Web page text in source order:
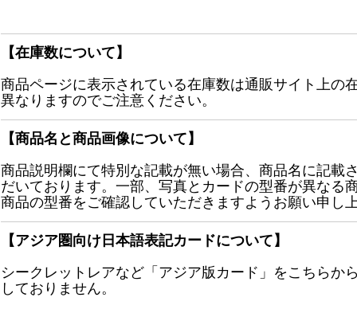
【在庫数について】
商品ページに表示されている在庫数は通販サイト上の
異なりますのでご注意ください。
【商品名と商品画像について】
商品説明欄にて特別な記載が無い場合、商品名に記載
だいております。一部、写真とカードの型番が異なる
商品の型番をご確認していただきますようお願い申し上
【アジア圏向け日本語表記カードについて】
シークレットレアなど「アジア版カード」をこちらか
しておりません。